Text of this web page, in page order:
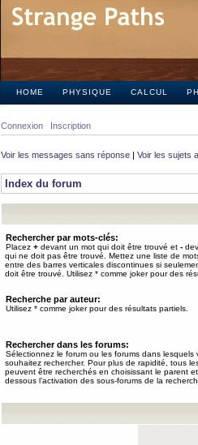
HOME PHYSIQUE CALCUL
Connexion Inscription
Voir les messages sans réponse | Voir les sujets
Index du forum
Rechercher par mots-clés:
Placez + devant un mot qui doit être trouvé et -
qui ne doit pas être trouvé. Mettez une liste de
entre des barres verticales discontinues si
doit être trouvé. Utilisez * comme joker pour des
Recherche par auteur:
Utilisez * comme joker pour des résultats partiels.
Rechercher dans les forums:
Sélectionnez le forum ou les forums dans lesquels
souhaitez rechercher. Pour plus de rapidité, tous
peuvent être recherchés en choisissant le parent
dessous l’activation des sous-forums de la